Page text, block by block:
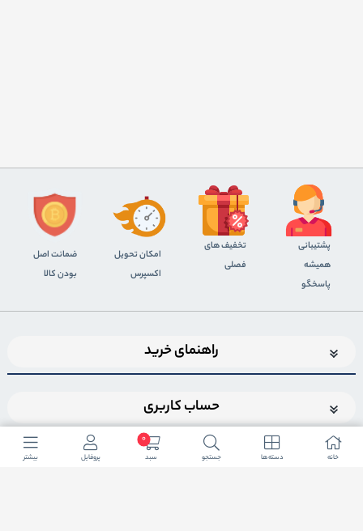
خانه دسته ها جستجو
0
سبد پروفایل بیشتر
پشتیبانی
همیشه
پاسخگو
تخفیف های
فصلی
اﻣﮑﺎن ﺗﺤﻮﯾﻞ
اﮐﺴﭙﺮس
ضمانت اصل
بودن کالا
راهنمای خرید
حساب کاربری